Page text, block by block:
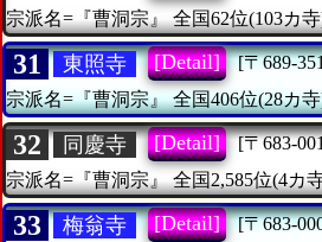
宗派名=『曹洞宗』
全国62位(103カ
31 東照寺 [Detail] [〒689-
宗派名=『曹洞宗』 全国406位(28カ
32 同慶寺 [Detail] [〒683-
宗派名=『曹洞宗』
全国2,585位(4カ
33 梅翁寺 [Detail] [〒683-